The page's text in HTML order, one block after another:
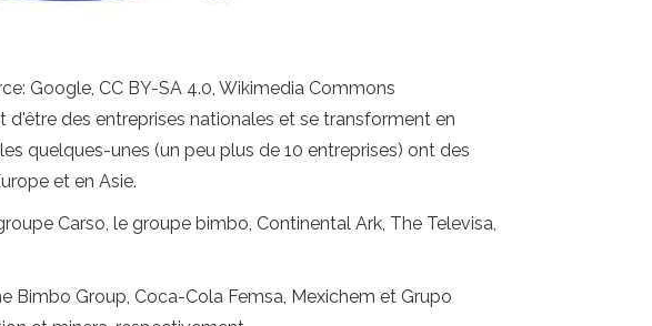
Google, CC BY-SA 4.0, Wikimedia Commons
d'être des entreprises nationales et se transforment en
quelques-unes (un peu plus de 10 entreprises) ont des
et en Asie.
Carso, le groupe bimbo, Continental Ark, The Televisa,
Bimbo Group, Coca-Cola Femsa, Mexichem et Grupo